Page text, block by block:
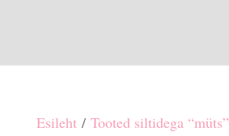
Esileht/ Tooted siltidega “müts”